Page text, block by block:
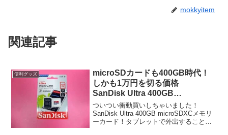
mokkyitem
関連記事
便利グッズ
microSDカードも400GB時代！
しかも1万円を切る価格
SanDisk Ultra 400GB
microSDXCメモリーカード
ついつい衝動買いしちゃいました！
SanDisk Ultra 400GB microSDXCメモリ
ーカード！タブレットで外出することが